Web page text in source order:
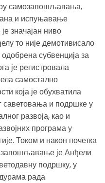
самозапошљавања,
и испуњавање
значајан ниво
то није демотивисало
субвенција за
је регистровала
самостално
која је обухватила
саветовања и подршке у
развоја, као и
програма у
Током и након почетка
је Анђели
подршку, у
рада.